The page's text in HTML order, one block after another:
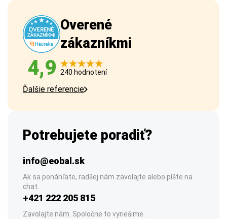
Overené
zákazníkmi
4,9 240 hodnotení
Ďalšie referencie
Potrebujete poradiť?
info@eobal.sk
Ak sa ponáhľate, radšej nám zavolajte alebo píšte na
chat.
+421 222 205 815
Zavolajte nám. Spoločne to vyriešime.